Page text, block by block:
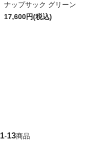
ナップサック グリーン
17,600円(税込)
1-13商品